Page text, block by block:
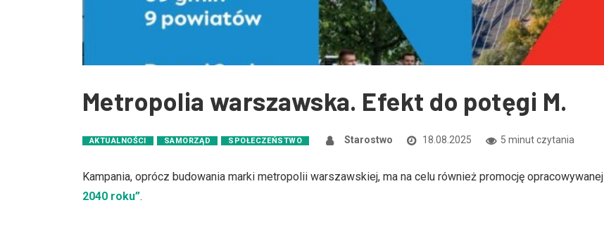
Metropolia warszawska. Efekt do potęgi M.
AKTUALNOŚCI SAMORZĄD SPOŁECZEŃSTWO Starostwo 18.08.2025 5 minut czytania
Kampania, oprócz budowania marki metropolii warszawskiej, ma na celu również promocję opracowywanej
2040 roku”.